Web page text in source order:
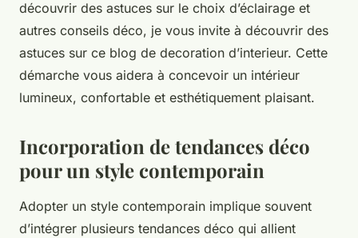
découvrir des astuces sur le choix d’éclairage et
autres conseils déco, je vous invite à découvrir des
astuces sur ce blog de decoration d’interieur. Cette
démarche vous aidera à concevoir un intérieur
lumineux, confortable et esthétiquement plaisant.
Incorporation de tendances déco
pour un style contemporain
Adopter un style contemporain implique souvent
d’intégrer plusieurs tendances déco qui allient